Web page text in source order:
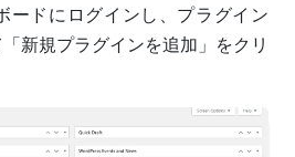
ードにログインし、プラグイン
新規プラグインを追加」をクリ